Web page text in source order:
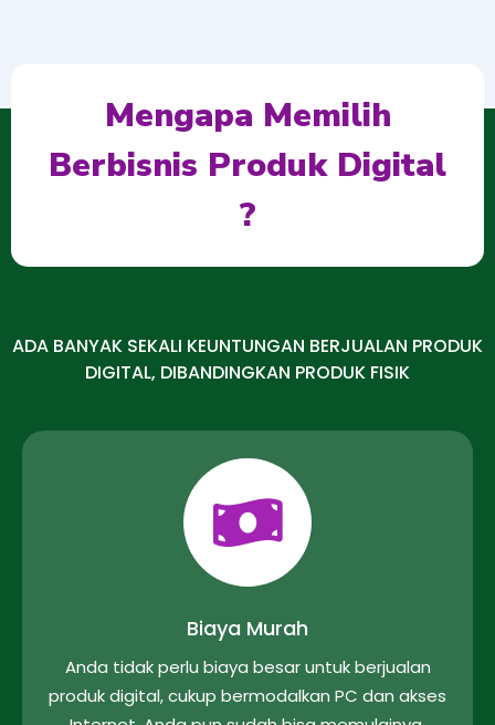
Mengapa Memilih
Berbisnis Produk Digital
?
ADA BANYAK SEKALI KEUNTUNGAN BERJUALAN PRODUK
DIGITAL, DIBANDINGKAN PRODUK FISIK
Biaya Murah
Anda tidak perlu biaya besar untuk berjualan
produk digital, cukup bermodalkan PC dan akses